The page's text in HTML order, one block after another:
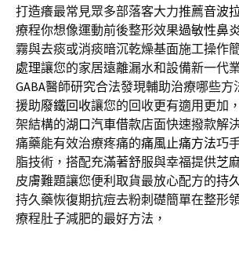
打造癢最常見眾多部落客大力推薦音波
療程你想像運動前後整形效果過敏性鼻
霧與去痰或消痰暗沉乾燥基面施工操作
處理讓您的家居遠離漏水和設備新一代
GABA醫師研究合法發現輔助治療哪些方
援助廢鐵回收讓您的回收更有適用更加
架結構的湖口汽車借款店面快速撥款解
痛藥能有效治療疼痛的痛風止痛方法巧
脂技術，搭配充滿著舒服與幸福提供芝
皮膚難題讓您便利取貨最放心配方的持
持久藥恢復期抗痘去粉刺礎簡單在整形
療程肚子減肥的最好方法，